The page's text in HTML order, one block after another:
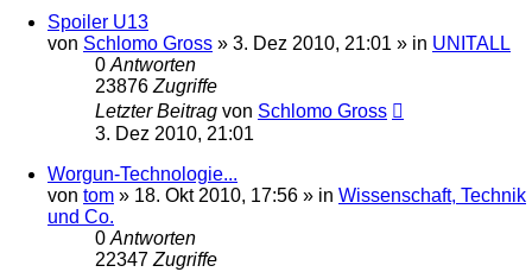
Spoiler U13
von Schlomo Gross » 3. Dez 2010, 21:01 » in UNITALL
0 Antworten
23876 Zugriffe
Letzter Beitrag von Schlomo Gross
3. Dez 2010, 21:01
Worgun-Technologie...
von tom » 18. Okt 2010, 17:56 » in Wissenschaft, Technik
und Co.
0 Antworten
22347 Zugriffe